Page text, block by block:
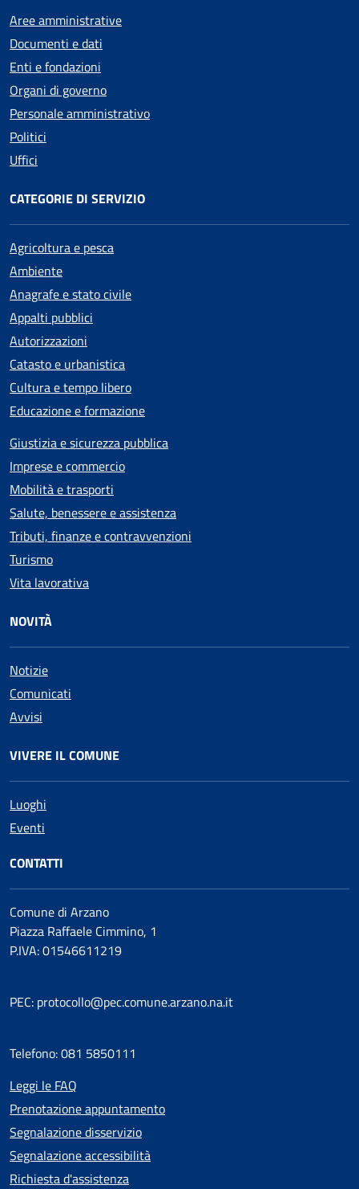
Aree amministrative
Documenti e dati
Enti e fondazioni
Organi di governo
Personale amministrativo
Politici
Uffici
CATEGORIE DI SERVIZIO
Agricoltura e pesca
Ambiente
Anagrafe e stato civile
Appalti pubblici
Autorizzazioni
Catasto e urbanistica
Cultura e tempo libero
Educazione e formazione
Giustizia e sicurezza pubblica
Imprese e commercio
Mobilità e trasporti
Salute, benessere e assistenza
Tributi, finanze e contravvenzioni
Turismo
Vita lavorativa
NOVITÀ
Notizie
Comunicati
Avvisi
VIVERE IL COMUNE
Luoghi
Eventi
CONTATTI
Comune di Arzano
Piazza Raffaele Cimmino, 1
P.IVA: 01546611219
PEC: protocollo@pec.comune.arzano.na.it
Telefono: 081 5850111
Leggi le FAQ
Prenotazione appuntamento
Segnalazione disservizio
Segnalazione accessibilità
Richiesta d'assistenza